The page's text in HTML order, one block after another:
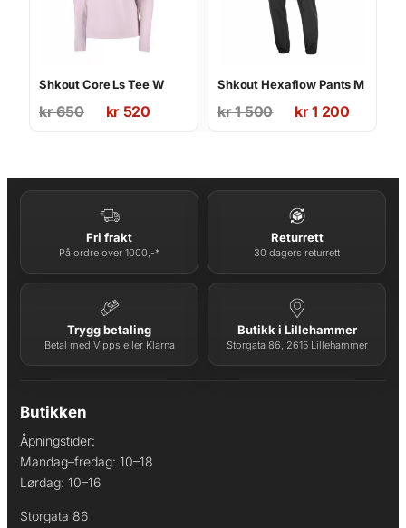
Shkout Core Ls Tee W
kr650
Opprinnelig
kr 650.
kr 520
Nåværende
kr 520.
Shkout Hexaflow Pants M
kr1 500
Opprinnelig
kr 1
500.
kr1 200
Nåværende
kr 1
200.
Fri frakt
På ordre over 1000,-*
Returrett
30 dagers returrett
Trygg betaling
Betal med Vipps eller Klarna
Butikk i Lillehammer
Storgata 86, 2615 Lillehammer
Butikken
Åpningstider:
Mandag–fredag: 10–18
Lørdag: 10–16
Storgata 86